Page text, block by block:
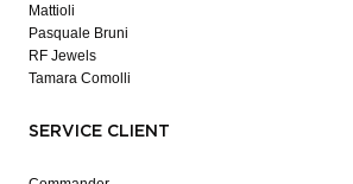
Mattioli
Pasquale Bruni
RF Jewels
Tamara Comolli
SERVICE CLIENT